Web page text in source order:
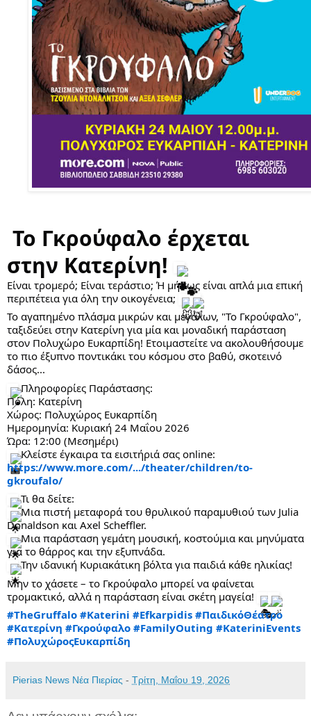
στην Κατερίνη!
Είναι τρομερό; Είναι τεράστιο; Ή μήπως είναι απλά μια επική
περιπέτεια για όλη την οικογένεια;
Το αγαπημένο πλάσμα μικρών και μεγάλων, "Το Γκρούφαλο",
ταξιδεύει στην Κατερίνη για μία και μοναδική παράσταση
στον Πολυχώρο Ευκαρπίδη! Ετοιμαστείτε να ακολουθήσουμε
το πιο έξυπνο ποντικάκι του κόσμου στο βαθύ, σκοτεινό
δάσος...
Πληροφορίες Παράστασης:
Πόλη: Κατερίνη
Χώρος: Πολυχώρος Ευκαρπίδη
Ημερομηνία: Κυριακή 24 Μαΐου 2026
Ώρα: 12:00 (Μεσημέρι)
Κλείστε έγκαιρα τα εισιτήριά σας online:
https://www.more.com/.../theater/children/to-
gkroufalo/
Τι θα δείτε:
Μια πιστή μεταφορά του θρυλικού παραμυθιού των Julia
Donaldson και Axel Scheffler.
Μια παράσταση γεμάτη μουσική, κοστούμια και μηνύματα
για το θάρρος και την εξυπνάδα.
Την ιδανική Κυριακάτικη βόλτα για παιδιά κάθε ηλικίας!
Μην το χάσετε – το Γκρούφαλο μπορεί να φαίνεται
τρομακτικό, αλλά η παράσταση είναι σκέτη μαγεία!
#TheGruffalo #Katerini #Efkarpidis #ΠαιδικόΘέατρο
#Κατερίνη #Γκρούφαλο #FamilyOuting #KateriniEvents
#ΠολυχώροςΕυκαρπίδη
Pierias News Νέα Πιερίας - Τρίτη, Μαΐου 19, 2026